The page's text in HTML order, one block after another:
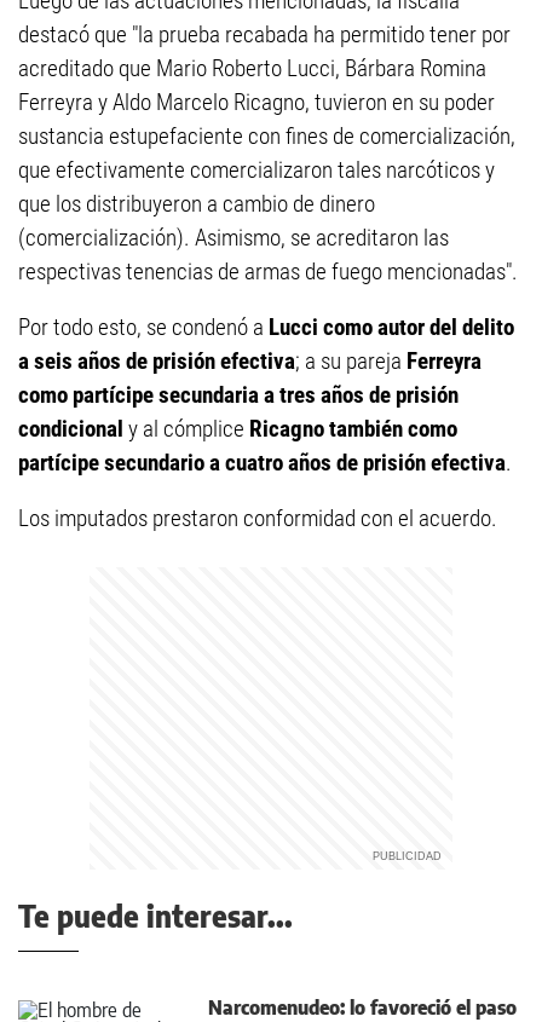
destacó que "la prueba recabada ha permitido tener por
acreditado que Mario Roberto Lucci, Bárbara Romina
Ferreyra y Aldo Marcelo Ricagno, tuvieron en su poder
sustancia estupefaciente con fines de comercialización,
que efectivamente comercializaron tales narcóticos y
que los distribuyeron a cambio de dinero
(comercialización). Asimismo, se acreditaron las
respectivas tenencias de armas de fuego mencionadas".
Por todo esto, se condenó a Lucci como autor del delito
a seis años de prisión efectiva; a su pareja Ferreyra
como partícipe secundaria a tres años de prisión
condicional y al cómplice Ricagno también como
partícipe secundario a cuatro años de prisiónefectiva.
Los imputados prestaron conformidad con el acuerdo.
Te puede interesar...
Narcomenudeo: lo favoreció el paso